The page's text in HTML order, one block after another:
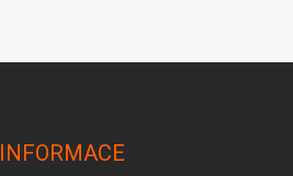
INFORMACE